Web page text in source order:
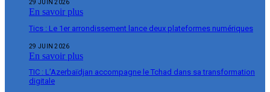
29 JUIN 2026
En savoir plus
Tics : Le 1er arrondissement lance deux plateformes numériques
29 JUIN 2026
En savoir plus
TIC : L’Azerbaïdjan accompagne le Tchad dans sa transformation
digitale